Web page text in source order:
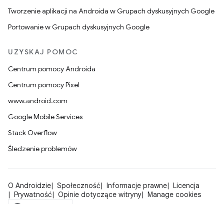
Tworzenie aplikacji na Androida w Grupach dyskusyjnych Google
Portowanie w Grupach dyskusyjnych Google
UZYSKAJ POMOC
Centrum pomocy Androida
Centrum pomocy Pixel
www.android.com
Google Mobile Services
Stack Overflow
Śledzenie problemów
O Androidzie Społeczność Informacje prawne
Licencja
Prywatność
Opinie dotyczące witryny Manage cookies